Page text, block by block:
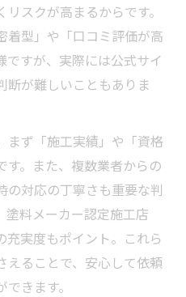
スクが高まるからです。
着型」や「口コミ評価が高
ですが、実際には公式サイ
断が難しいこともありま
まず「施工実績」や「資格
す。また、複数業者からの
の対応の丁寧さも重要な判
塗料メーカー認定施工店
実度もポイント。これら
えることで、安心して依頼
きます。